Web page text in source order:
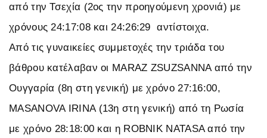
από την Τσεχία (2ος την προηγούμενη χρονιά) με
χρόνους 24:17:08 και 24:26:29 αντίστοιχα.
Από τις γυναικείες συμμετοχές την τριάδα του
βάθρου κατέλαβαν οι MARAZ ZSUZSANNA από την
Ουγγαρία (8η στη γενική) με χρόνο 27:16:00,
MASANOVA IRINA (13η στη γενική) από τη Ρωσία
με χρόνο 28:18:00 και η ROBNIK NATASA από την